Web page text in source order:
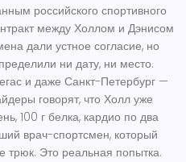
российского спортивного
между Холлом и Дэнисом
дали устное согласие, но
ни дату, ни место.
и даже Санкт-Петербург —
говорят, что Холл уже
100 г белка, кардио по два
врач-спортсмен, который
трюк. Это реальная попытка.